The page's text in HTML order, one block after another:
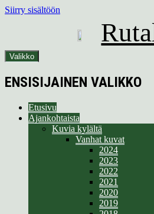
Siirry sisältöön
Valikko
ENSISIJAINEN VALIKKO
Etusivu
Ajankohtaista
Kuvia kylältä
Vanhat kuvat
2024
2023
2022
2021
2020
2019